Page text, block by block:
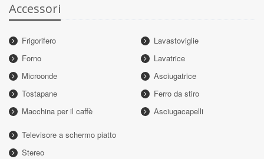
Accessori
Frigorifero
Forno
Microonde
Tostapane
Macchina per il caffè
Lavastoviglie
Lavatrice
Asciugatrice
Ferro da stiro
Asciugacapelli
Televisore a schermo piatto
Stereo